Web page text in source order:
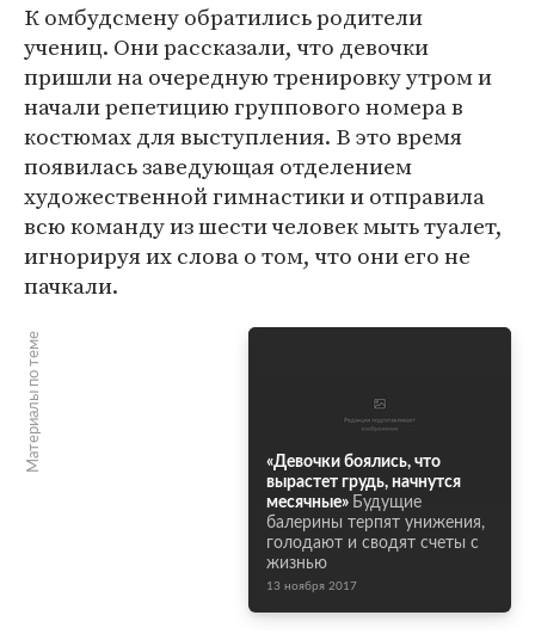
К омбудсмену обратились родители
учениц. Они рассказали, что девочки
пришли на очередную тренировку утром и
начали репетицию группового номера в
костюмах для выступления. В это время
появилась заведующая отделением
художественной гимнастики и отправила
всю команду из шести человек мыть туалет,
игнорируя их слова о том, что они его не
пачкали.
Материалы по теме
«Девочки боялись, что
вырастет грудь, начнутся
месячные» Будущие
балерины терпят унижения,
голодают и сводят счеты с
жизнью
13 ноября 2017